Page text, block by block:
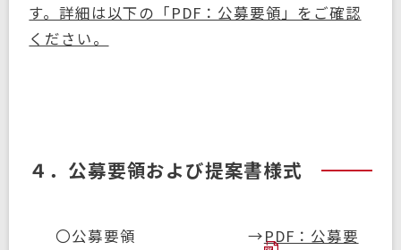
す。詳細は以下の「PDF：公募要領」をご確認
ください。
４．公募要領および提案書様式
〇公募要領 →PDF：公募要